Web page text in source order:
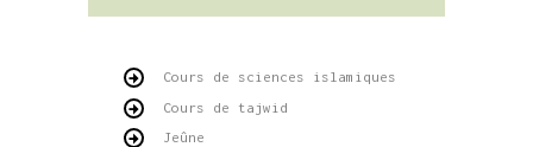
Cours de sciences islamiques
Cours de tajwid
Jeûne